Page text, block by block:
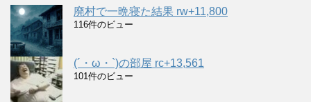
廃村で一晩寝た結果 rw+11,800
116件のビュー
(´・ω・`)の部屋 rc+13,561
101件のビュー